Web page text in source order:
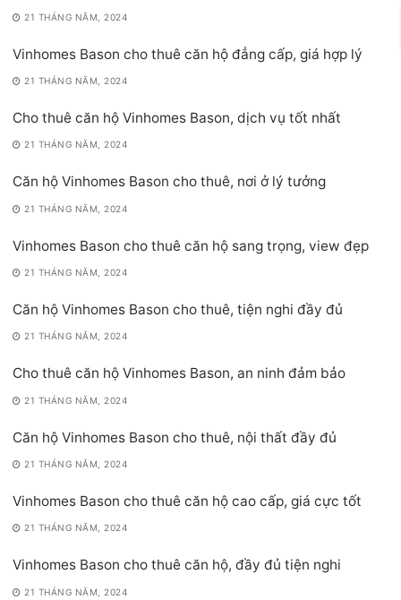
21 THÁNG NĂM, 2024
Vinhomes Bason cho thuê căn hộ đẳng cấp, giá hợp lý
21 THÁNG NĂM, 2024
Cho thuê căn hộ Vinhomes Bason, dịch vụ tốt nhất
21 THÁNG NĂM, 2024
Căn hộ Vinhomes Bason cho thuê, nơi ở lý tưởng
21 THÁNG NĂM, 2024
Vinhomes Bason cho thuê căn hộ sang trọng, view đẹp
21 THÁNG NĂM, 2024
Căn hộ Vinhomes Bason cho thuê, tiện nghi đầy đủ
21 THÁNG NĂM, 2024
Cho thuê căn hộ Vinhomes Bason, an ninh đảm bảo
21 THÁNG NĂM, 2024
Căn hộ Vinhomes Bason cho thuê, nội thất đầy đủ
21 THÁNG NĂM, 2024
Vinhomes Bason cho thuê căn hộ cao cấp, giá cực tốt
21 THÁNG NĂM, 2024
Vinhomes Bason cho thuê căn hộ, đầy đủ tiện nghi
21 THÁNG NĂM, 2024